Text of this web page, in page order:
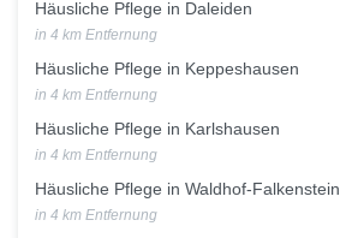
Häusliche Pflege in Daleiden
in 4 km Entfernung
Häusliche Pflege in Keppeshausen
in 4 km Entfernung
Häusliche Pflege in Karlshausen
in 4 km Entfernung
Häusliche Pflege in Waldhof-Falkenstein
in 4 km Entfernung